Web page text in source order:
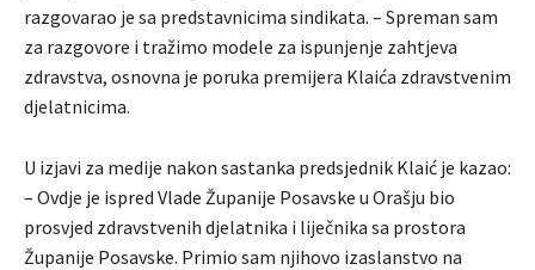
razgovarao je sa predstavnicima sindikata. – Spreman sam
za razgovore i tražimo modele za ispunjenje zahtjeva
zdravstva, osnovna je poruka premijera Klaića zdravstvenim
djelatnicima.
U izjavi za medije nakon sastanka predsjednik Klaić je kazao:
– Ovdje je ispred Vlade Županije Posavske u Orašju bio
prosvjed zdravstvenih djelatnika i liječnika sa prostora
Županije Posavske. Primio sam njihovo izaslanstvo na